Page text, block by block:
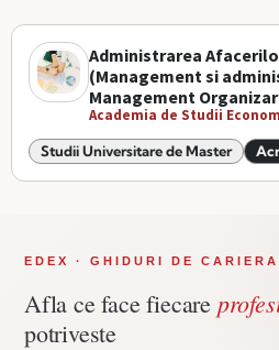
Administrarea
(Management si
Management
Academia de Studii
Studii Universitare de Master
EDEX · GHIDURI DE CARIERA
Afla ce face fiecare
potriveste